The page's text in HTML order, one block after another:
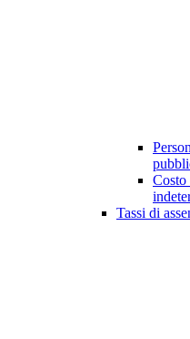
Costo
Tassi di